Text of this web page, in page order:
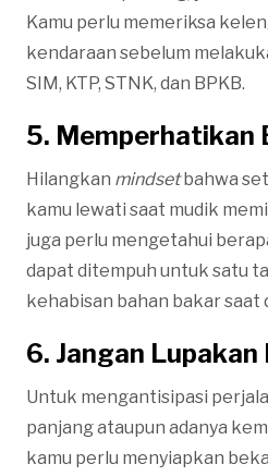
Kamu perlu memeriksa
kendaraan sebelum
SIM, KTP, STNK, dan BPKB.
5. Memperhatikan
Hilangkan mindsetbahwa
kamu lewati saat mudik
juga perlu mengetahui
dapat ditempuh untuk satu
kehabisan bahan bakar saat
6. Jangan Lupakan
Untuk mengantisipasi
panjang ataupun adanya
kamu perlu menyiapkan